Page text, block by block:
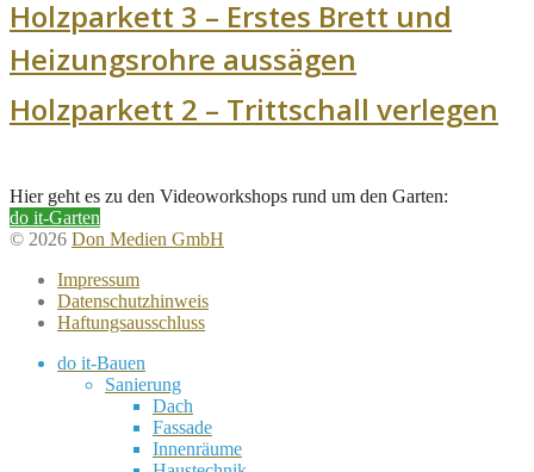
Holzparkett 3 – Erstes Brett und
Heizungsrohre aussägen
Holzparkett 2 – Trittschall verlegen
Hier geht es zu den Videoworkshops rund um den Garten:
do it-Garten
© 2026 Don Medien GmbH
Impressum
Datenschutzhinweis
Haftungsausschluss
do it-Bauen
Sanierung
Dach
Fassade
Innenräume